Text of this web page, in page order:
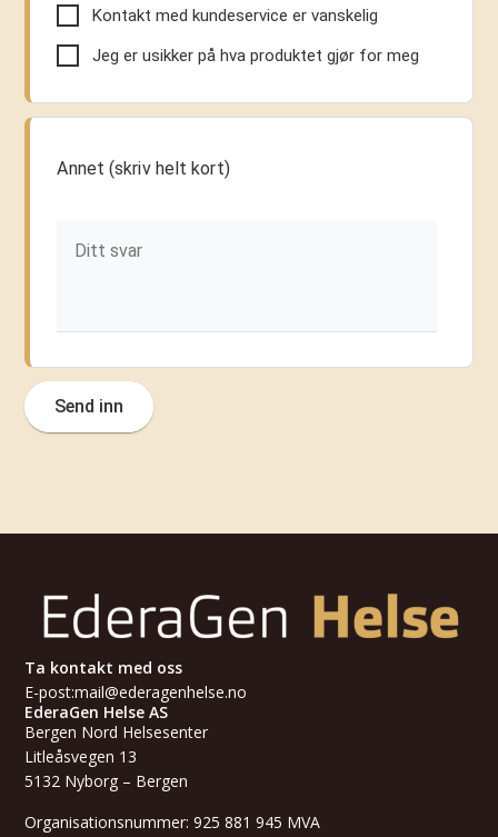
Kontakt med kundeservice er vanskelig
Jeg er usikker på hva produktet gjør for meg
Annet (skriv helt kort)
Ta kontakt med oss
E-post:mail@ederagenhelse.no
EderaGen Helse AS
Bergen Nord Helsesenter
Litleåsvegen 13
5132 Nyborg – Bergen
Organisationsnummer: 925 881 945 MVA